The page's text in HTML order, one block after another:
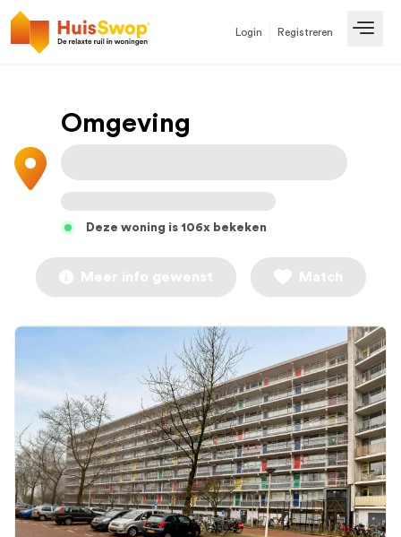
Login Registreren
Omgeving
Deze woning is 106x bekeken
Meer info gewenst Match